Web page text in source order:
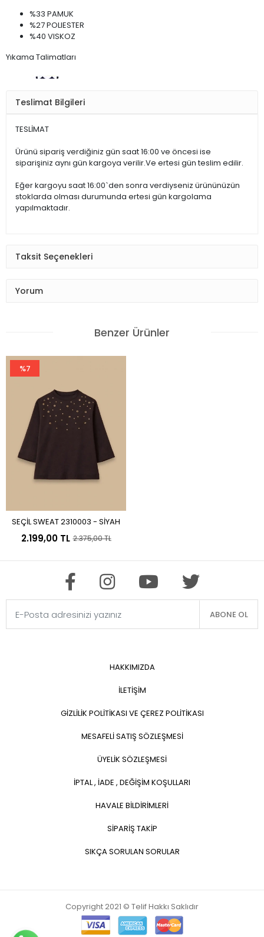
%33 PAMUK
%27 POLIESTER
%40 VISKOZ
Yıkama Talimatları
Elde Yıkanmaz , Kuru Temizleme
Çamaşır Suyu Konamaz
Sıkılmaz
Yalnız Kuru Temizleme
Manken Ölçüleri
Örnek Beden: S
Manken Boyu 177
Ölçüler: 85/67/97
Teslimat Bilgileri
TESLİMAT
Ürünü sipariş verdiğiniz gün saat 16:00 ve öncesi ise
siparişiniz aynı gün kargoya verilir.Ve ertesi gün teslim edilir.
Eğer kargoyu saat 16:00`den sonra verdiyseniz ürününüzün
stoklarda olması durumunda ertesi gün kargolama
yapılmaktadır.
Taksit Seçenekleri
Yorum
Benzer Ürünler
%7
Sepete Ekle
SEÇİL SWEAT 2310003 - SİYAH
2.199,00 TL 2.375,00 TL
ABONE OL
HAKKIMIZDA
İLETİŞİM
GİZLİLİK POLİTİKASI VE ÇEREZ POLİTİKASI
MESAFELİ SATIŞ SÖZLEŞMESİ
ÜYELİK SÖZLEŞMESİ
İPTAL , İADE , DEĞİŞİM KOŞULLARI
HAVALE BİLDİRİMLERİ
SİPARİŞ TAKİP
SIKÇA SORULAN SORULAR
Copyright 2021 © Telif Hakkı Saklıdır